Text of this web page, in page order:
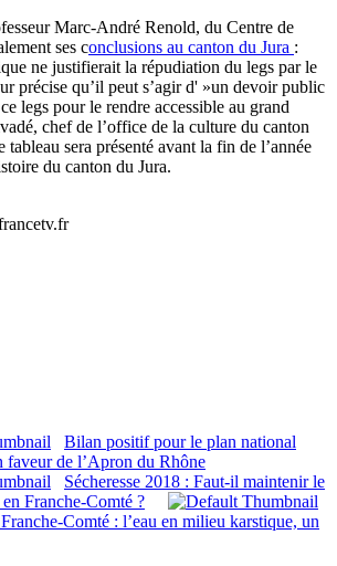
Marc-André Renold, du Centre de
ses conclusions au canton du Jura :
ne justifierait la répudiation du legs par le
précise qu’il peut s’agir d' »un devoir public
legs pour le rendre accessible au grand
chef de l’office de la culture du canton
tableau sera présenté avant la fin de l’année
du canton du Jura.
Bilan positif pour le plan national
faveur de l’Apron du Rhône
Sécheresse 2018 : Faut-il maintenir le
Franche-Comté ?
Comté : l’eau en milieu karstique, un